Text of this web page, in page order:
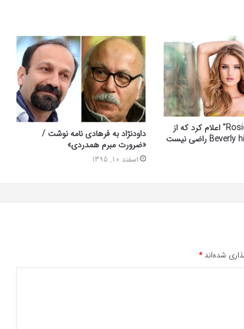
“Rosie Huntington” اعلام کرد که از
داودنژاد به فرهادی نامه نوشت /
«ضرورت مبرم همدردی»
اسفند 10, 1395
شده‌اند*